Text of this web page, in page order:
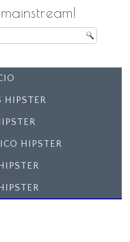
HIPSTER
HIPSTER